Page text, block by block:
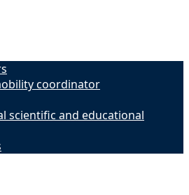
coordinator
scientific and educational